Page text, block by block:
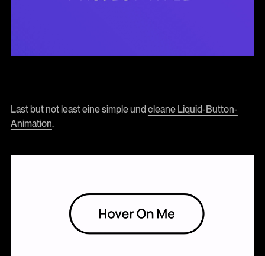
Last but not least eine simple und cleane Liquid-Button-
Animation.